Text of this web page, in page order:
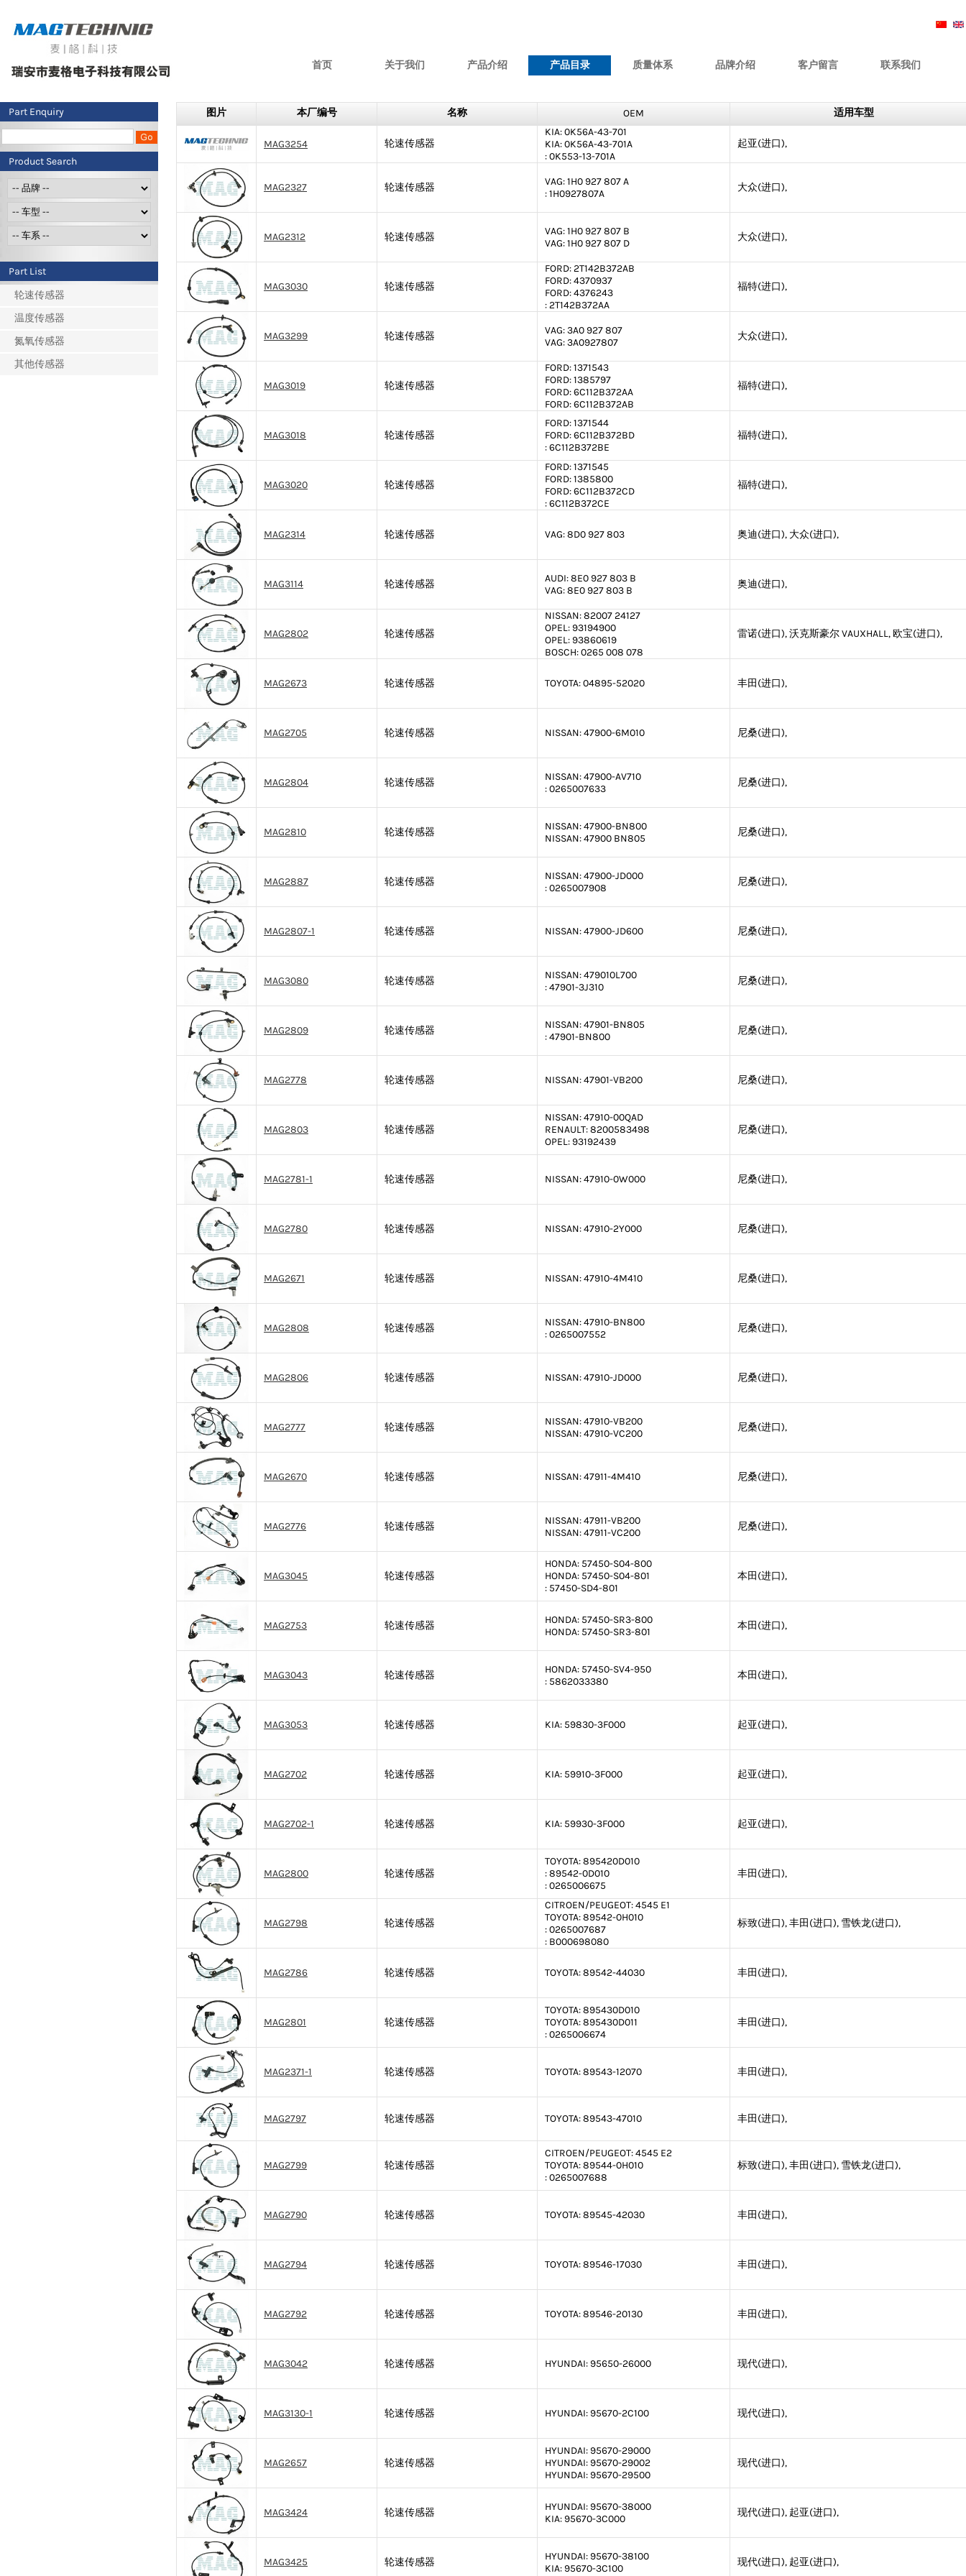
首页 关于我们 产品介绍 产品目录 质量体系 品牌介绍 客户留言 联系我们
Part Enquiry
Product Search
Part List
轮速传感器
温度传感器
氮氧传感器
其他传感器
图片 本厂编号 名称 OEM 适用车型
MAG3254 轮速传感器
KIA:0K56A-43-701
KIA:0K56A-43-701A
:0K553-13-701A
起亚(进口),
MAG2327 轮速传感器 VAG:1H0 927 807 A
:1H0927807A
大众(进口),
MAG2312 轮速传感器 VAG:1H0 927 807 B
VAG:1H0 927 807 D
大众(进口),
MAG3030 轮速传感器
FORD:2T142B372AB
FORD:4370937
FORD:4376243
:2T142B372AA
福特(进口),
MAG3299 轮速传感器 VAG:3A0 927 807
VAG:3A0927807
大众(进口),
MAG3019 轮速传感器
FORD:1371543
FORD:1385797
FORD:6C112B372AA
FORD:6C112B372AB
福特(进口),
MAG3018 轮速传感器
FORD:1371544
FORD:6C112B372BD
:6C112B372BE
福特(进口),
MAG3020 轮速传感器
FORD:1371545
FORD:1385800
FORD:6C112B372CD
:6C112B372CE
福特(进口),
MAG2314 轮速传感器 VAG:8D0 927 803 奥迪(进口), 大众(进口),
MAG3114 轮速传感器 AUDI:8E0 927 803 B
VAG:8E0 927 803 B
奥迪(进口),
MAG2802 轮速传感器
NISSAN:82007 24127
OPEL: 93194900
OPEL: 93860619
BOSCH:0265 008 078
雷诺(进口), 沃克斯豪尔 VAUXHALL, 欧宝(进口),
MAG2673 轮速传感器 TOYOTA:04895-52020 丰田(进口),
MAG2705 轮速传感器 NISSAN:47900-6M010 尼桑(进口),
MAG2804 轮速传感器 NISSAN:47900-AV710
:0265007633
尼桑(进口),
MAG2810 轮速传感器 NISSAN:47900-BN800
NISSAN:47900 BN805
尼桑(进口),
MAG2887 轮速传感器 NISSAN:47900-JD000
:0265007908
尼桑(进口),
MAG2807-1 轮速传感器 NISSAN:47900-JD600 尼桑(进口),
MAG3080 轮速传感器 NISSAN:479010L700
:47901-3J310
尼桑(进口),
MAG2809 轮速传感器 NISSAN:47901-BN805
:47901-BN800
尼桑(进口),
MAG2778 轮速传感器 NISSAN:47901-VB200 尼桑(进口),
MAG2803 轮速传感器
NISSAN:47910-00QAD
RENAULT:8200583498
OPEL: 93192439
尼桑(进口),
MAG2781-1 轮速传感器 NISSAN:47910-0W000 尼桑(进口),
MAG2780 轮速传感器 NISSAN:47910-2Y000 尼桑(进口),
MAG2671 轮速传感器 NISSAN:47910-4M410 尼桑(进口),
MAG2808 轮速传感器 NISSAN:47910-BN800
:0265007552
尼桑(进口),
MAG2806 轮速传感器 NISSAN:47910-JD000 尼桑(进口),
MAG2777 轮速传感器 NISSAN:47910-VB200
NISSAN:47910-VC200
尼桑(进口),
MAG2670 轮速传感器 NISSAN:47911-4M410 尼桑(进口),
MAG2776 轮速传感器 NISSAN:47911-VB200
NISSAN:47911-VC200
尼桑(进口),
MAG3045 轮速传感器
HONDA: 57450-S04-800
HONDA: 57450-S04-801
: 57450-SD4-801
本田(进口),
MAG2753 轮速传感器 HONDA: 57450-SR3-800
HONDA: 57450-SR3-801
本田(进口),
MAG3043 轮速传感器 HONDA: 57450-SV4-950
: 5862033380
本田(进口),
MAG3053 轮速传感器 KIA: 59830-3F000 起亚(进口),
MAG2702 轮速传感器 KIA: 59910-3F000 起亚(进口),
MAG2702-1 轮速传感器 KIA: 59930-3F000 起亚(进口),
MAG2800 轮速传感器
TOYOTA:895420D010
:89542-0D010
:0265006675
丰田(进口),
MAG2798 轮速传感器
CITROEN/PEUGEOT:4545 E1
TOYOTA:89542-0H010
:0265007687
: B000698080
标致(进口), 丰田(进口), 雪铁龙(进口),
MAG2786 轮速传感器 TOYOTA:89542-44030 丰田(进口),
MAG2801 轮速传感器
TOYOTA:895430D010
TOYOTA:895430D011
:0265006674
丰田(进口),
MAG2371-1 轮速传感器 TOYOTA:89543-12070 丰田(进口),
MAG2797 轮速传感器 TOYOTA:89543-47010 丰田(进口),
MAG2799 轮速传感器
CITROEN/PEUGEOT:4545 E2
TOYOTA:89544-0H010
:0265007688
标致(进口), 丰田(进口), 雪铁龙(进口),
MAG2790 轮速传感器 TOYOTA:89545-42030 丰田(进口),
MAG2794 轮速传感器 TOYOTA:89546-17030 丰田(进口),
MAG2792 轮速传感器 TOYOTA:89546-20130 丰田(进口),
MAG3042 轮速传感器 HYUNDAI: 95650-26000 现代(进口),
MAG3130-1 轮速传感器 HYUNDAI: 95670-2C100 现代(进口),
MAG2657 轮速传感器
HYUNDAI: 95670-29000
HYUNDAI: 95670-29002
HYUNDAI: 95670-29500
现代(进口),
MAG3424 轮速传感器 HYUNDAI: 95670-38000
KIA: 95670-3C000
现代(进口), 起亚(进口),
MAG3425 轮速传感器 HYUNDAI: 95670-38100
KIA: 95670-3C100
现代(进口), 起亚(进口),